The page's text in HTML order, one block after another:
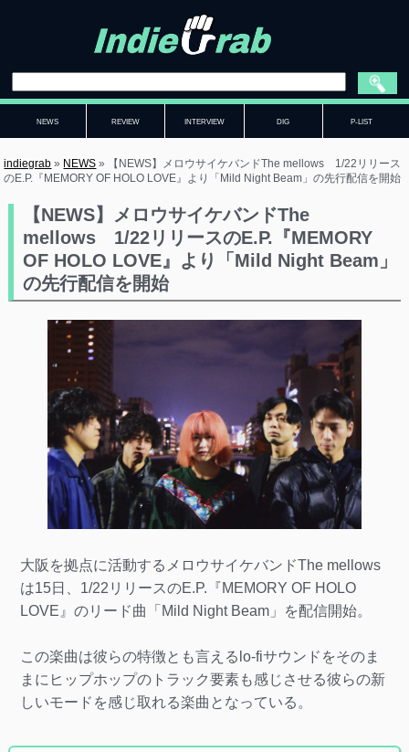
NEWS REVIEW INTERVIEW DIG P-LIST
indiegrab » NEWS »
【NEWS】メロウサイケバンドThe mellows 1/22リリース
のE.P.『MEMORY OF HOLO LOVE』より「Mild Night Beam」の先行配信を開始
【NEWS】メロウサイケバンドThe
mellows 1/22リリースのE.P.『MEMORY
OF HOLO LOVE』より「Mild Night Beam」
の先行配信を開始
大阪を拠点に活動するメロウサイケバンドThe mellows
は15日、1/22リリースのE.P.『MEMORY OF HOLO
LOVE』のリード曲「Mild Night Beam」を配信開始。
この楽曲は彼らの特徴とも言えるlo-fiサウンドをそのま
まにヒップホップのトラック要素も感じさせる彼らの新
しいモードを感じ取れる楽曲となっている。